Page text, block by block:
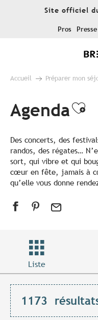
Site officiel
Pros Presse
Accueil Préparer mon
Agenda
Des concerts, des
randos, des régates…
sort, qui vibre et qui
cœur en fête, jamais à
qu’elle vous donne
Liste
1173